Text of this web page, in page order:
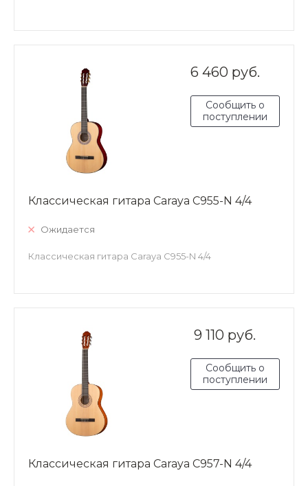
6 460 руб.
Сообщить о
поступлении
Классическая гитара Caraya C955-N 4/4
Ожидается
Классическая гитара Caraya C955-N 4/4
9 110 руб.
Сообщить о
поступлении
Классическая гитара Caraya C957-N 4/4